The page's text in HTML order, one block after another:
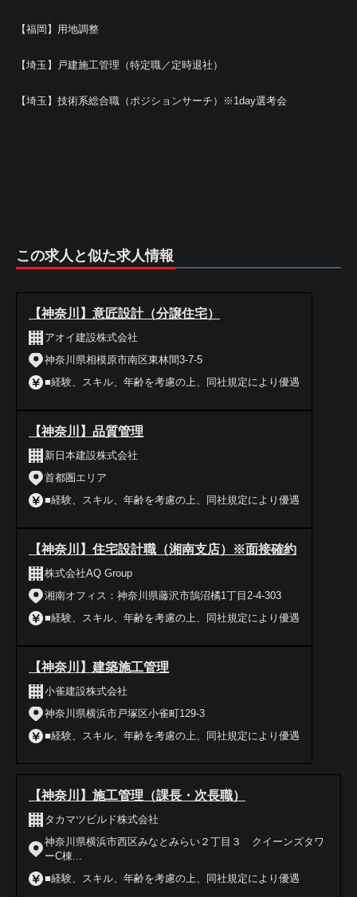
【福岡】用地調整
【埼玉】戸建施工管理（特定職／定時退社）
【埼玉】技術系総合職（ポジションサーチ）※1day選考会
この求人と似た求人情報
【神奈川】意匠設計（分譲住宅）
アオイ建設株式会社
神奈川県相模原市南区東林間3-7-5
■経験、スキル、年齢を考慮の上、同社規定により優遇
【神奈川】品質管理
新日本建設株式会社
首都圏エリア
■経験、スキル、年齢を考慮の上、同社規定により優遇
【神奈川】住宅設計職（湘南支店）※面接確約
株式会社AQ Group
湘南オフィス：神奈川県藤沢市鵠沼橘1丁目2-4-303
■経験、スキル、年齢を考慮の上、同社規定により優遇
【神奈川】建築施工管理
小雀建設株式会社
神奈川県横浜市戸塚区小雀町129-3
■経験、スキル、年齢を考慮の上、同社規定により優遇
【神奈川】施工管理（課長・次長職）
タカマツビルド株式会社
神奈川県横浜市西区みなとみらい２丁目３ クイーンズタワ
ーC棟...
■経験、スキル、年齢を考慮の上、同社規定により優遇